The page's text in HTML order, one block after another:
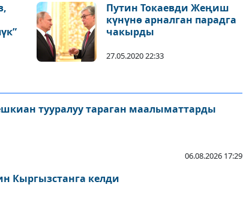
Путин Токаевди Жеңиш
күнүнө арналган парадга
чакырды
27.05.2020 22:33
тууралуу тараган маалыматтарды
06.08.2026 17:29
Кыргызстанга келди